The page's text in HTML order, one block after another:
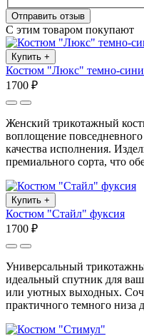
Отправить отзыв
С этим товаром покупают
Купить +
Костюм "Люкс" темно-
1700 ₽
Женский трикотажный
воплощение
качества исполнения.
премиального сорта, что
Купить +
Костюм "Стайл" фуксия
1700 ₽
Универсальный
идеальный спутник для
или уютных выходных.
практичного темного низа